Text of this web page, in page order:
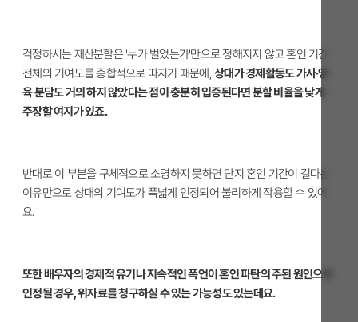
걱정하시는 재산분할은 '누가 벌었는가'만으로 정해지지 않고 혼인 기간
전체의 기여도를 종합적으로 따지기 때문에, 상대가 경제활동도 가사·양
육 분담도 거의 하지 않았다는 점이 충분히 입증된다면 분할 비율을 낮게
주장할 여지가 있죠.
반대로 이 부분을 구체적으로 소명하지 못하면 단지 혼인 기간이 길다는
이유만으로 상대의 기여도가 폭넓게 인정되어 불리하게 작용할 수 있어
요.
또한 배우자의 경제적 유기나 지속적인 폭언이 혼인 파탄의 주된 원인으로
인정될 경우, 위자료를 청구하실 수 있는 가능성도 있는데요.